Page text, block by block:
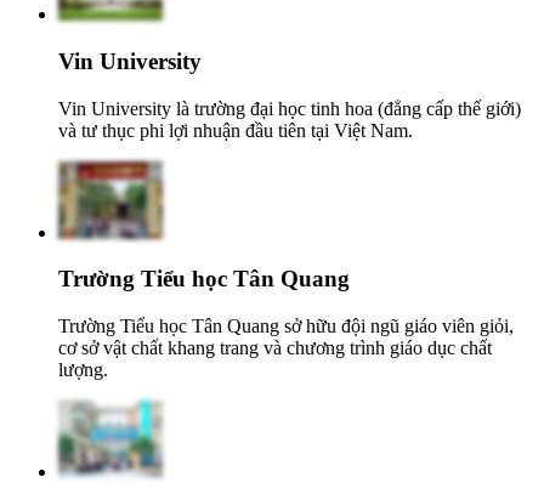
Vin University
Vin University là trường đại học tinh hoa (đẳng cấp thế giới)
và tư thục phi lợi nhuận đầu tiên tại Việt Nam.
Trường Tiểu học Tân Quang
Trường Tiểu học Tân Quang sở hữu đội ngũ giáo viên giỏi,
cơ sở vật chất khang trang và chương trình giáo dục chất
lượng.